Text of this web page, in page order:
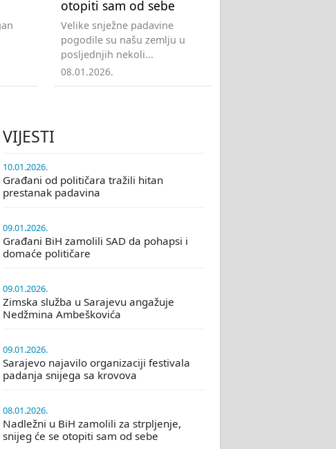
otopiti sam od sebe
Velike snježne padavine
pogodile su našu zemlju u
posljednjih nekoli...
08.01.2026.
VIJESTI
10.01.2026.
Građani od političara tražili hitan
prestanak padavina
09.01.2026.
Građani BiH zamolili SAD da pohapsi i
domaće političare
09.01.2026.
Zimska služba u Sarajevu angažuje
Nedžmina Ambeškovića
09.01.2026.
Sarajevo najavilo organizaciji festivala
padanja snijega sa krovova
08.01.2026.
Nadležni u BiH zamolili za strpljenje,
snijeg će se otopiti sam od sebe